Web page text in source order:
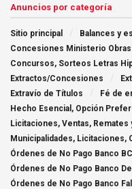
Anuncios por categoría
Sitio principal Balances y
Concesiones Ministerio Obras
Concursos, Sorteos Letras
Extractos/Concesiones
Extravío de Títulos
Fé de
Hecho Esencial, Opción
Licitaciones, Ventas, Remates
Municipalidades, Licitaciones,
Órdenes de No Pago Banco
Órdenes de No Pago Banco
Órdenes de No Pago Banco